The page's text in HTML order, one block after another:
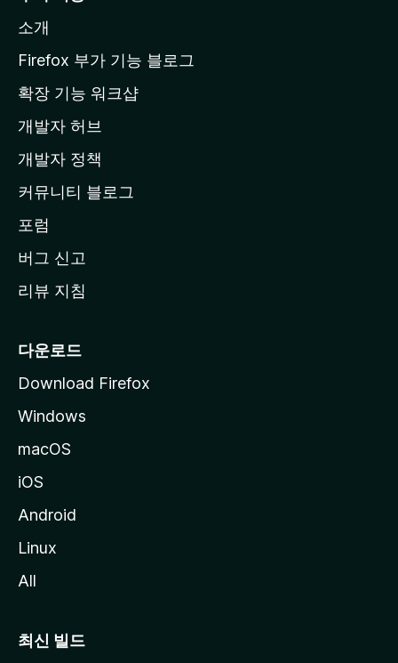
l
a
페
이
지
이
동
소개
Firefox 부가 기능 블로그
확장 기능 워크샵
개발자 허브
개발자 정책
커뮤니티 블로그
포럼
버그 신고
리뷰 지침
다운로드
Download Firefox
Windows
macOS
iOS
Android
Linux
All
최신 빌드